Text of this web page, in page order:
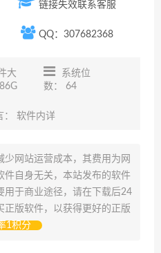
链接失效联系客服
QQ：307682368
大
系统位
数： 64
： 软件内详
网站运营成本，其费用为网
件自身无关，本站发布的软件
用于商业途径，请在下载后24
正版软件，以获得更好的正版
1积分